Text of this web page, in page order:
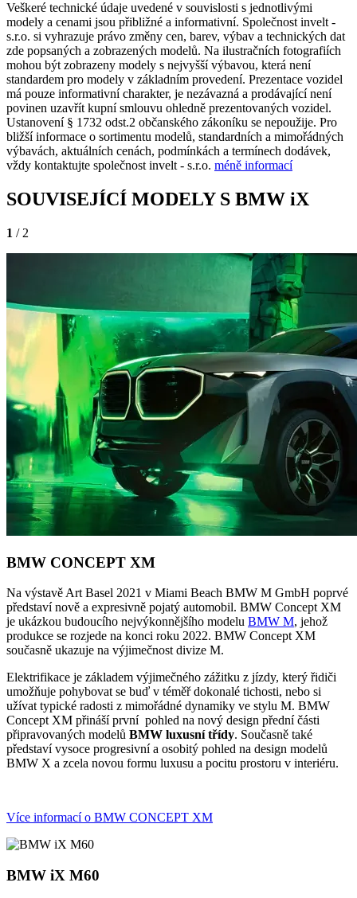
Veškeré technické údaje uvedené v souvislosti s jednotlivými
modely a cenami jsou přibližné a informativní. Společnost invelt -
s.r.o. si vyhrazuje právo změny cen, barev, výbav a technických dat
zde popsaných a zobrazených modelů. Na ilustračních fotografiích
mohou být zobrazeny modely s nejvyšší výbavou, která není
standardem pro modely v základním provedení. Prezentace vozidel
má pouze informativní charakter, je nezávazná a prodávající není
povinen uzavřít kupní smlouvu ohledně prezentovaných vozidel.
Ustanovení § 1732 odst.2 občanského zákoníku se nepoužije. Pro
bližší informace o sortimentu modelů, standardních a mimořádných
výbavách, aktuálních cenách, podmínkách a termínech dodávek,
vždy kontaktujte společnost invelt - s.r.o. méně informací
SOUVISEJÍCÍ MODELY S BMW iX
1 / 2
BMW CONCEPT XM
Na výstavě Art Basel 2021 v Miami Beach BMW M GmbH poprvé
představí nově a expresivně pojatý automobil. BMW Concept XM
je ukázkou budoucího nejvýkonnějšího modelu BMW M, jehož
produkce se rozjede na konci roku 2022. BMW Concept XM
současně ukazuje na výjimečnost divize M.
Elektrifikace je základem výjimečného zážitku z jízdy, který řidiči
umožňuje pohybovat se buď v téměř dokonalé tichosti, nebo si
užívat typické radosti z mimořádné dynamiky ve stylu M. BMW
Concept XM přináší první pohled na nový design přední části
připravovaných modelů BMW luxusní třídy. Současně také
představí vysoce progresivní a osobitý pohled na design modelů
BMW X a zcela novou formu luxusu a pocitu prostoru v interiéru.
Více informací o BMW CONCEPT XM
BMW iX M60